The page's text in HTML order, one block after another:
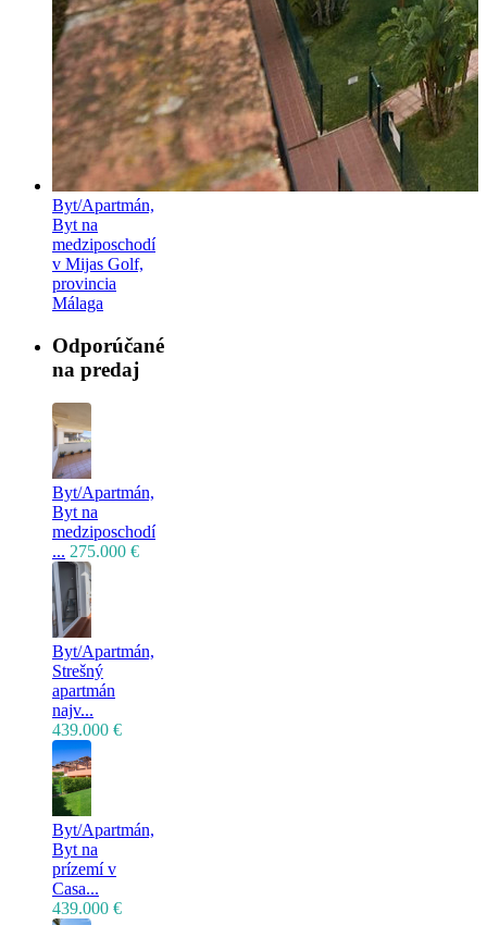
Byt/Apartmán,
Byt na
medziposchodí
v Mijas Golf,
provincia
Málaga
Odporúčané
na predaj
Byt/Apartmán,
Byt na
medziposchodí
... 275.000 €
Byt/Apartmán,
Strešný
apartmán
najv...
439.000 €
Byt/Apartmán,
Byt na
prízemí v
Casa...
439.000 €